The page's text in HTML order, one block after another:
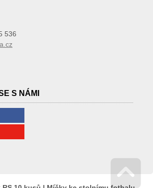
536
S NÁMI